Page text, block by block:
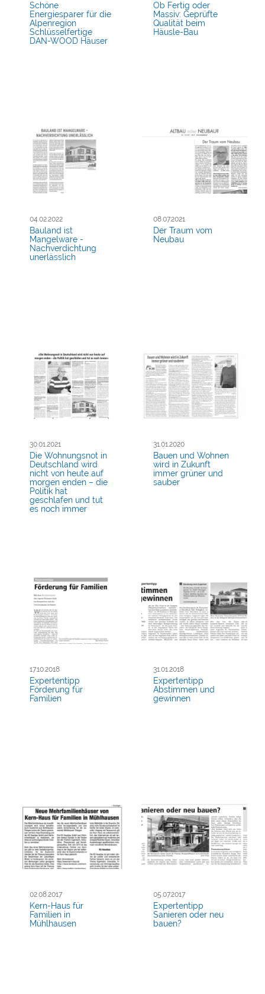
Schöne
Energiesparer für die
Alpenregion
Schlüsselfertige
DAN-WOOD Häuser
Ob Fertig oder
Massiv: Geprüfte
Qualität beim
Häusle-Bau
04.02.2022
Bauland ist
Mangelware -
Nachverdichtung
unerlässlich
08.07.2021
Der Traum vom
Neubau
30.01.2021
Die Wohnungsnot in
Deutschland wird
nicht von heute auf
morgen enden – die
Politik hat
geschlafen und tut
es noch immer
31.01.2020
Bauen und Wohnen
wird in Zukunft
immer grüner und
sauber
17.10.2018
Expertentipp
Förderung für
Familien
31.01.2018
Expertentipp
Abstimmen und
gewinnen
02.08.2017
Kern-Haus für
Familien in
Mühlhausen
05.07.2017
Expertentipp
Sanieren oder neu
bauen?